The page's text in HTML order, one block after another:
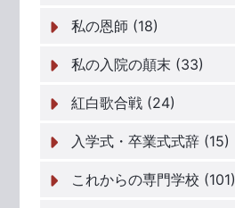
私の恩師 (18)
私の入院の顛末 (33)
紅白歌合戦 (24)
入学式・卒業式式辞 (15)
これからの専門学校 (101)